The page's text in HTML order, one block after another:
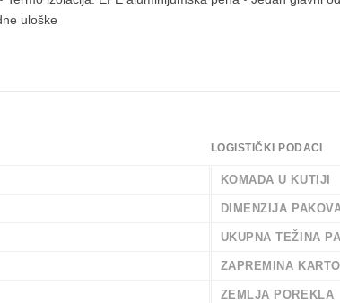
uloške
LOGISTIČKI PODACI
KOMADA U KUTIJI
DIMENZIJA
UKUPNA TEŽINA
ZAPREMINA
ZEMLJA POREKLA